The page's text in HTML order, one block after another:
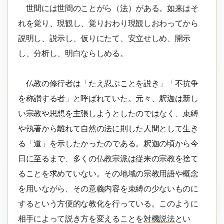
世間には世間のことがら（法）がある。 如来はそ
れを覚り、現観し、覚りおわり現観しおわってから
説明し、説示し、仮りにたて、安立せしめ、開示
し、分析し、明白ならしめる。
仏教の修行者は「たえ忍ぶことを説き」「不抗争
を称讃する者」と呼ばれていた。元々、 釈迦は新し
い宗教や思想を主張しようとしたのではなく、束縛
や執著から離れて自然の法に則した人間として生き
る「道」を示したかったのである。 釈迦の頃から今
日に至るまで、多くの仏教宗派は従来の宗教を捨て
ることを求めていない。その地域の宗教用語や概念
を用いながら、その意義内容を束縛の少ないものに
するという方便的な教化を行っている。このように
相手によって説き方を変えることを対機説法とい